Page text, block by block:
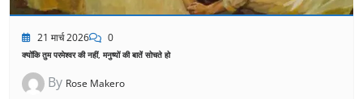
21 मार्च 2026 0
क्योंकि तुम परमेश्वर की नहीं, मनुष्यों की बातें सोचते हो
By Rose Makero